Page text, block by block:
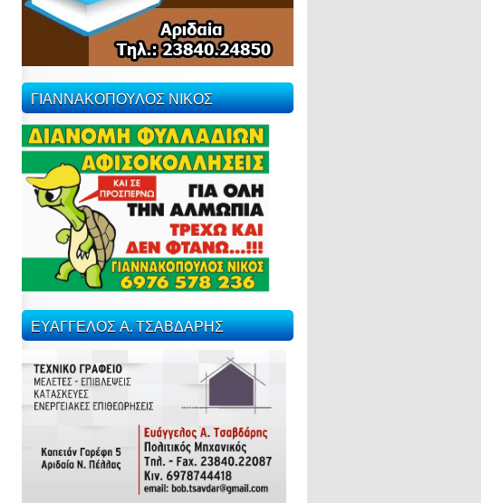
ΓΙΑΝΝΑΚΟΠΟΥΛΟΣ ΝΙΚΟΣ
ΕΥΑΓΓΕΛΟΣ Α. ΤΣΑΒΔΑΡΗΣ